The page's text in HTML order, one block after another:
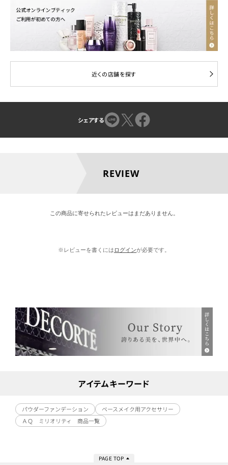
近くの店舗を探す
シェアする
REVIEW
この商品に寄せられたレビューはまだありません。
※レビューを書くには ログインが必要です。
アイテムキーワード
パウダーファンデーション
ベースメイク用アクセサリー
ＡＱ ミリオリティ 商品一覧
PAGE TOP